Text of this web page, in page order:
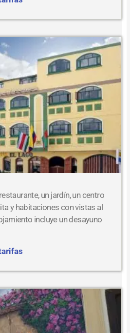
un jardín, un centro
y habitaciones con vistas al
incluye un desayuno